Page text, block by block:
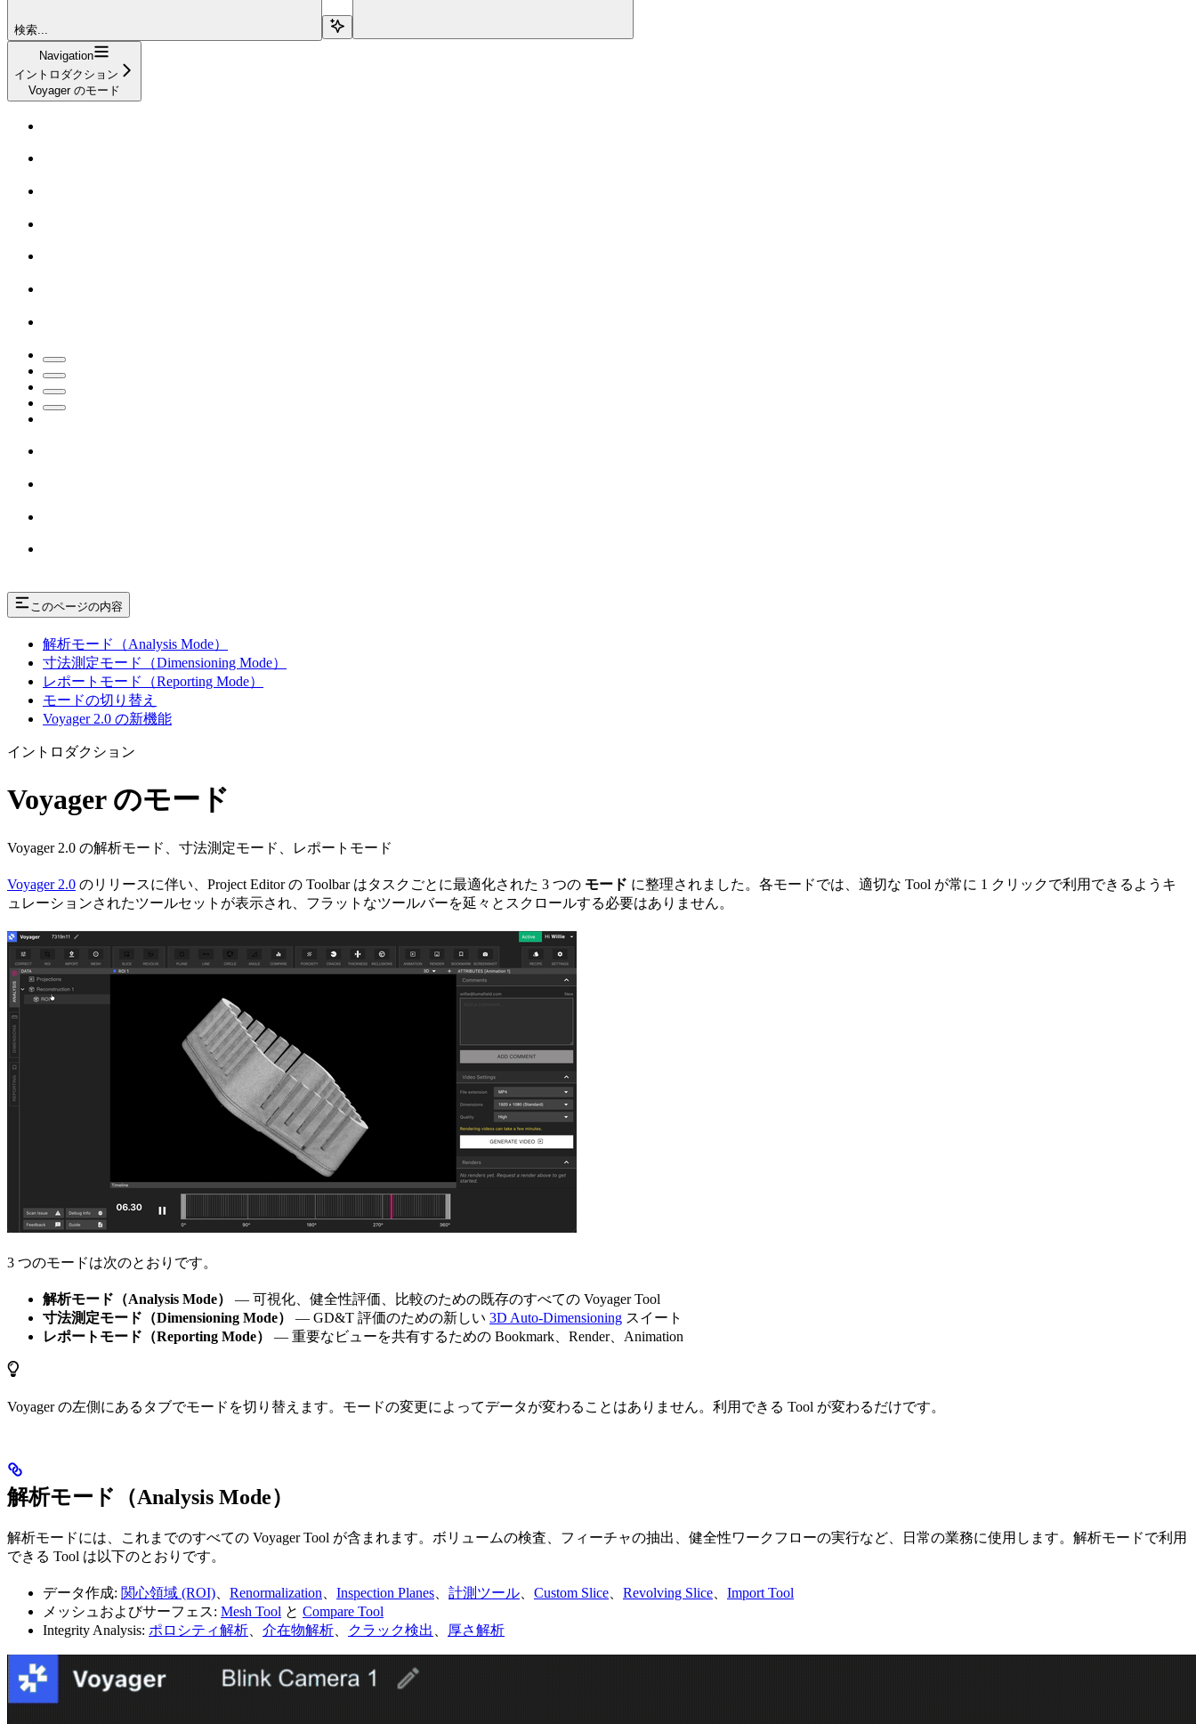
検索...
Navigation
イントロダクション
Voyager のモード
このページの内容
解析モード（Analysis Mode）
寸法測定モード（Dimensioning Mode）
レポートモード（Reporting Mode）
モードの切り替え
Voyager 2.0 の新機能
イントロダクション
Voyager のモード
Voyager 2.0 の解析モード、寸法測定モード、レポートモード
Voyager 2.0 のリリースに伴い、Project Editor の Toolbar はタスクごとに最適化された 3 つの モード に整理されました。各モードでは、適切な Tool が常に 1 クリックで利用できるようキ
ュレーションされたツールセットが表示され、フラットなツールバーを延々とスクロールする必要はありません。
3 つのモードは次のとおりです。
解析モード（Analysis Mode）
— 可視化、健全性評価、比較のための既存のすべての Voyager Tool
寸法測定モード（Dimensioning Mode）
— GD&T 評価のための新しい 3D Auto-Dimensioning スイート
レポートモード（Reporting Mode）
— 重要なビューを共有するための Bookmark、Render、Animation
Voyager の左側にあるタブでモードを切り替えます。モードの変更によってデータが変わることはありません。利用できる Tool が変わるだけです。
解析モード（Analysis Mode）
解析モードには、これまでのすべての Voyager Tool が含まれます。ボリュームの検査、フィーチャの抽出、健全性ワークフローの実行など、日常の業務に使用します。解析モードで利用
できる Tool は以下のとおりです。
データ作成: 関心領域 (ROI) Renormalization Inspection Planes 計測ツール Custom Slice Revolving Slice
Import Tool
メッシュおよびサーフェス: Mesh Tool と Compare Tool
Integrity Analysis: ポロシティ解析 介在物解析 クラック検出 厚さ解析